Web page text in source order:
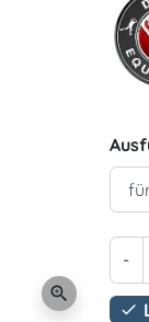
zoom_in
-
